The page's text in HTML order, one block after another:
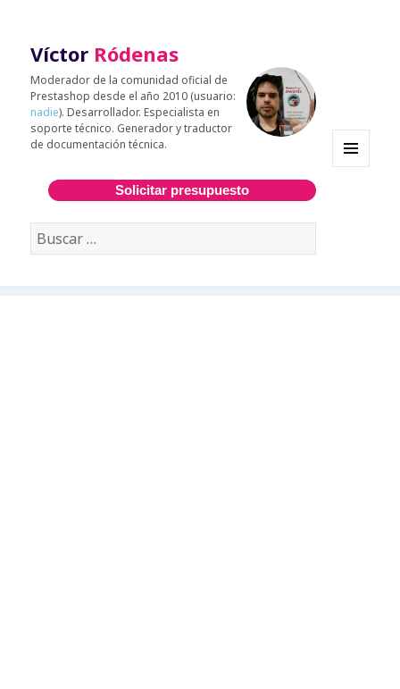
Víctor Ródenas
Moderador de la comunidad oficial de
Prestashop desde el año 2010 (usuario:
nadie). Desarrollador. Especialista en
soporte técnico. Generador y traductor
de documentación técnica.
Solicitar presupuesto
Buscar: